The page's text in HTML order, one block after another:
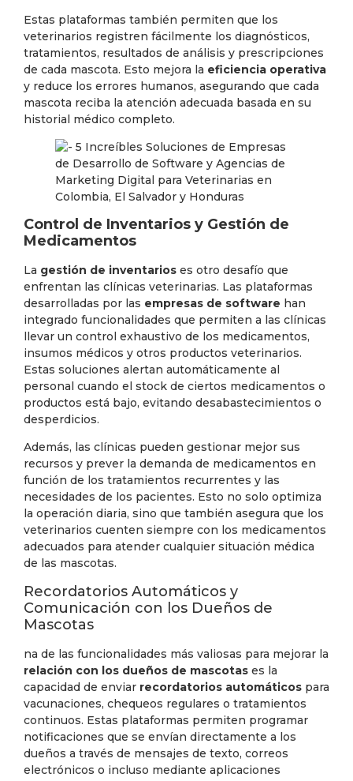
Estas plataformas también permiten que los
veterinarios registren fácilmente los diagnósticos,
tratamientos, resultados de análisis y prescripciones
de cada mascota. Esto mejora la eficiencia operativa
y reduce los errores humanos, asegurando que cada
mascota reciba la atención adecuada basada en su
historial médico completo.
Control de Inventarios y Gestión de
Medicamentos
La gestión de inventarios es otro desafío que
enfrentan las clínicas veterinarias. Las plataformas
desarrolladas por las empresas de software han
integrado funcionalidades que permiten a las clínicas
llevar un control exhaustivo de los medicamentos,
insumos médicos y otros productos veterinarios.
Estas soluciones alertan automáticamente al
personal cuando el stock de ciertos medicamentos o
productos está bajo, evitando desabastecimientos o
desperdicios.
Además, las clínicas pueden gestionar mejor sus
recursos y prever la demanda de medicamentos en
función de los tratamientos recurrentes y las
necesidades de los pacientes. Esto no solo optimiza
la operación diaria, sino que también asegura que los
veterinarios cuenten siempre con los medicamentos
adecuados para atender cualquier situación médica
de las mascotas.
Recordatorios Automáticos y
Comunicación con los Dueños de
Mascotas
na de las funcionalidades más valiosas para mejorar la
relación con los dueños de mascotas es la
capacidad de enviar recordatorios automáticos para
vacunaciones, chequeos regulares o tratamientos
continuos. Estas plataformas permiten programar
notificaciones que se envían directamente a los
dueños a través de mensajes de texto, correos
electrónicos o incluso mediante aplicaciones